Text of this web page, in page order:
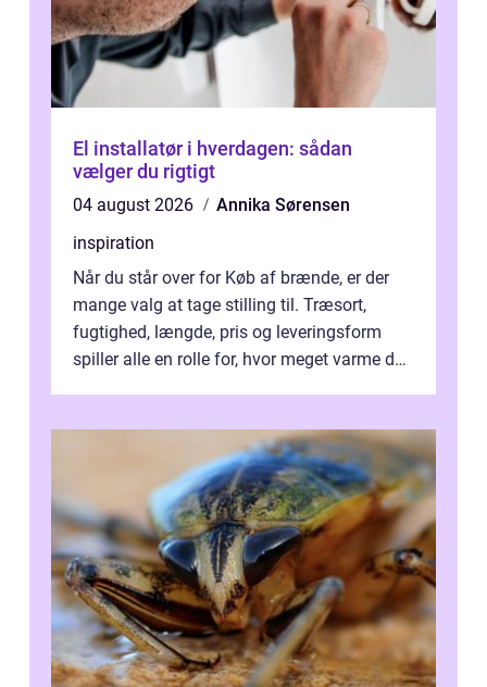
El installatør i hverdagen: sådan
vælger du rigtigt
04 august 2026
Annika Sørensen
inspiration
Når du står over for Køb af brænde, er der
mange valg at tage stilling til. Træsort,
fugtighed, længde, pris og leveringsform
spiller alle en rolle for, hvor meget varme du